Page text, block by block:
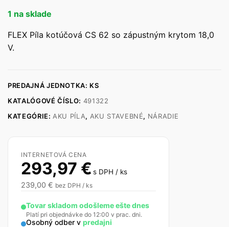
1 na sklade
FLEX Píla kotúčová CS 62 so zápustným krytom 18,0
V.
PREDAJNÁ JEDNOTKA: KS
KATALÓGOVÉ ČÍSLO: 491322
KATEGÓRIE: AKU PÍLA, AKU STAVEBNÉ, NÁRADIE
INTERNETOVÁ CENA
293,97 € s DPH / ks
239,00 € bez DPH / ks
Tovar skladom odošleme ešte dnes
Platí pri objednávke do 12:00 v prac. dni.
Osobný odber v predajni